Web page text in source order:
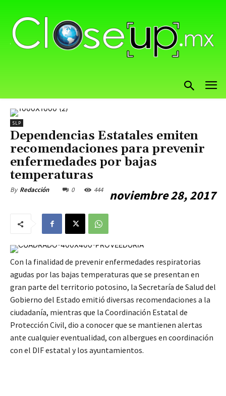
SLP
Dependencias Estatales emiten
recomendaciones para prevenir
enfermedades por bajas
temperaturas
By Redacción noviembre 28, 2017
0 444
Con la finalidad de prevenir enfermedades respiratorias
agudas por las bajas temperaturas que se presentan en
gran parte del territorio potosino, la Secretaría de Salud del
Gobierno del Estado emitió diversas recomendaciones a la
ciudadanía, mientras que la Coordinación Estatal de
Protección Civil, dio a conocer que se mantienen alertas
ante cualquier eventualidad, con albergues en coordinación
con el DIF estatal y los ayuntamientos.